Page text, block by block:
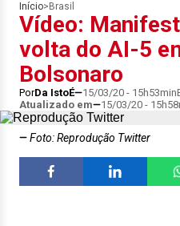
Início> Brasil
Vídeo:
volta do AI-5
Bolsonaro
PorDa IstoÉ 15/03/20 - 15h53min
Atualizado em
15/03/20 -
Foto: Reprodução Twitter